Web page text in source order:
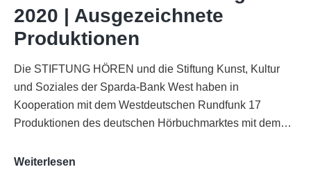
Köln
2020 | Ausgezeichnete
Produktionen
Die STIFTUNG HÖREN und die Stiftung Kunst, Kultur
und Soziales der Sparda-Bank West haben in
Kooperation mit dem Westdeutschen Rundfunk 17
Produktionen des deutschen Hörbuchmarktes mit dem…
Weiterlesen